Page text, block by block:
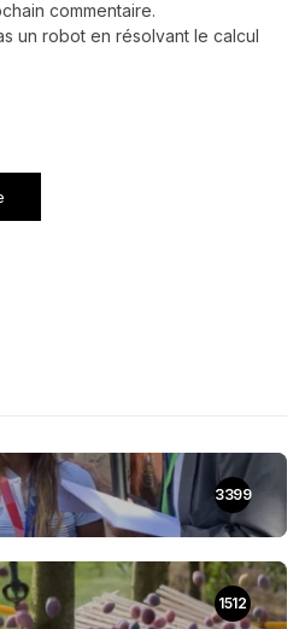
commentaire.
un robot en résolvant le calcul
3399
1512